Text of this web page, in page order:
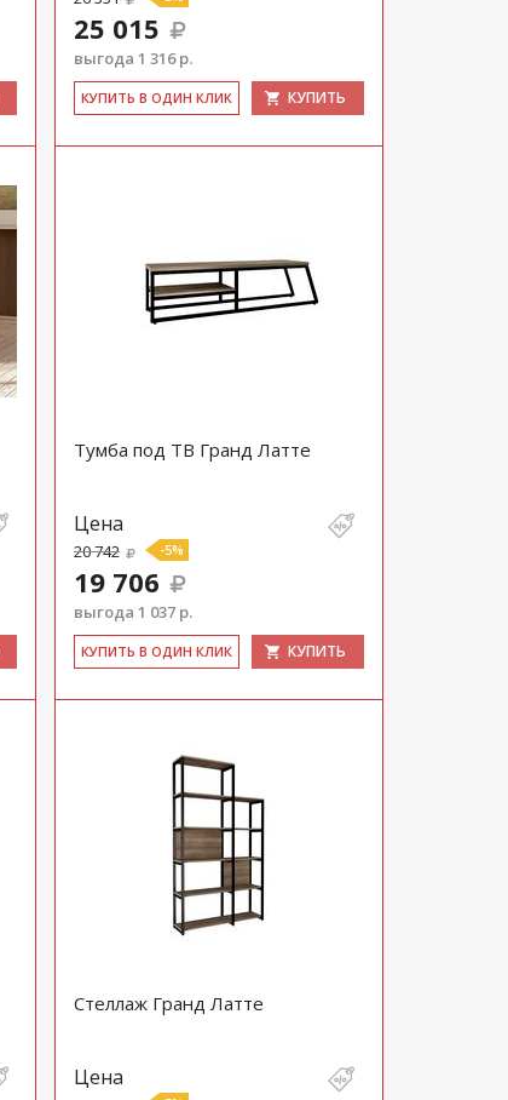
25 015
выгода 1 316 р.
КУ­ПИТЬ В ОДИН КЛИК КУПИТЬ
Тумба под ТВ Гранд Латте
Цена
20 742 -5%
19 706
выгода 1 037 р.
КУ­ПИТЬ В ОДИН КЛИК КУПИТЬ
Стеллаж Гранд Латте
Цена